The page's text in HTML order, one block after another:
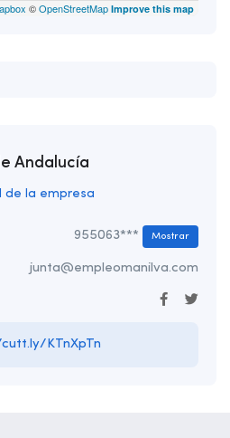
©OpenStreetMap Improve this map
Andalucía
de la empresa
955063*** Mostrar
junta@empleomanilva.com
KTnXpTn